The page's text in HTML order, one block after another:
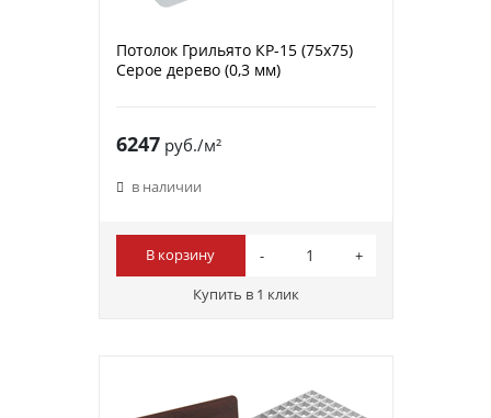
Потолок Грильято КР-15 (75х75)
Серое дерево (0,3 мм)
6247руб./м²
в наличии
В корзину
Купить в 1 клик